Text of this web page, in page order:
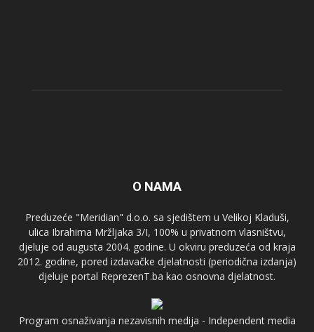
O NAMA
Preduzeće "Meridian" d.o.o. sa sjedištem u Velikoj Kladuši,
ulica Ibrahima Mržljaka 3/I, 100% u privatnom vlasništvu,
djeluje od augusta 2004. godine. U okviru preduzeća od kraja
2012. godine, pored izdavačke djelatnosti (periodična izdanja)
djeluje portal ReprezenT.ba kao osnovna djelatnost.
Program osnaživanja nezavisnih medija - Independent media